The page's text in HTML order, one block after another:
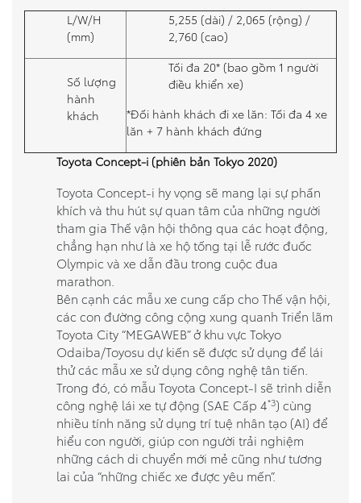
L/W/H
(mm)
5,255 (dài) / 2,065 (rộng) /
2,760 (cao)
Số lượng
hành
khách
Tối đa 20* (bao gồm 1 người
điều khiển xe)
*Đối hành khách đi xe lăn: Tối đa 4 xe
lăn + 7 hành khách đứng
Toyota Concept-i (phiên bản Tokyo 2020)
Toyota Concept-i hy vọng sẽ mang lại sự phấn
khích và thu hút sự quan tâm của những người
tham gia Thế vận hội thông qua các hoạt động,
chẳng hạn như là xe hộ tống tại lễ rước đuốc
Olympic và xe dẫn đầu trong cuộc đua
marathon.
Bên cạnh các mẫu xe cung cấp cho Thế vận hội,
các con đường công cộng xung quanh Triển lãm
Toyota City “MEGAWEB” ở khu vực Tokyo
Odaiba/Toyosu dự kiến sẽ được sử dụng để lái
thử các mẫu xe sử dụng công nghệ tân tiến.
Trong đó, có mẫu Toyota Concept-I sẽ trình diễn
công nghệ lái xe tự động (SAE Cấp 4*3) cùng
nhiều tính năng sử dụng trí tuệ nhân tạo (AI) để
hiểu con người, giúp con người trải nghiệm
những cách di chuyển mới mẻ cũng như tương
lai của “những chiếc xe được yêu mến”.